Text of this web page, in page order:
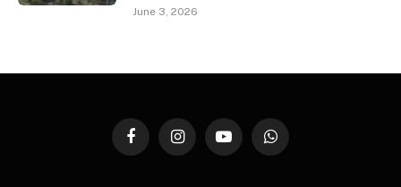
June 3, 2026
FacebookInstagramYouTubeWhatsApp